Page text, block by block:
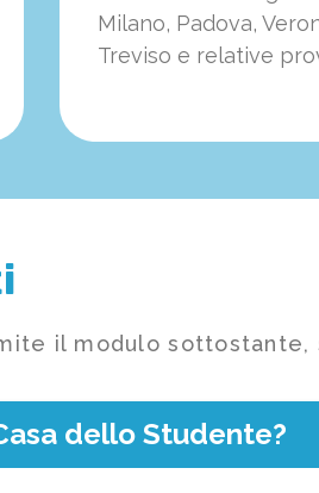
Milano, Padova,
Treviso e relative
il modulo
dello Studente?